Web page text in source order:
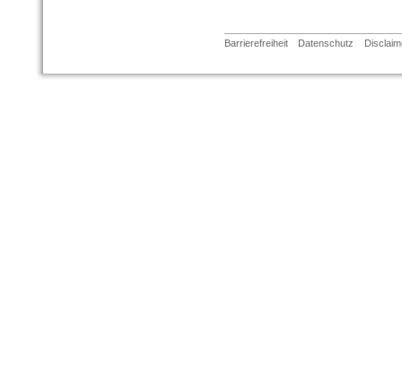
Barrierefreiheit Datenschutz